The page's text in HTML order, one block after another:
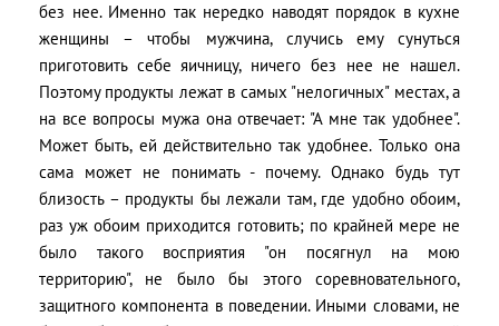
без нее. Именно так нередко наводят порядок в кухне
женщины – чтобы мужчина, случись ему сунуться
приготовить себе яичницу, ничего без нее не нашел.
Поэтому продукты лежат в самых "нелогичных" местах, а
на все вопросы мужа она отвечает: "А мне так удобнее".
Может быть, ей действительно так удобнее. Только она
сама может не понимать - почему. Однако будь тут
близость – продукты бы лежали там, где удобно обоим,
раз уж обоим приходится готовить; по крайней мере не
было такого восприятия "он посягнул на мою
территорию", не было бы этого соревновательного,
защитного компонента в поведении. Иными словами, не